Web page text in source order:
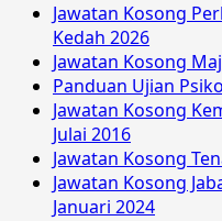
Jawatan Kosong
Kedah 2026
Jawatan Kosong
Panduan Ujian
Jawatan Kosong
Julai 2016
Jawatan Kosong
Jawatan Kosong
Januari 2024